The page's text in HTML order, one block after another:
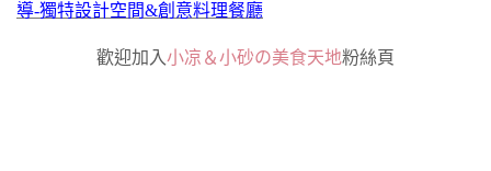
導-獨特設計空間&創意料理餐廳
歡迎加入小凉＆小砂の美食天地粉絲頁